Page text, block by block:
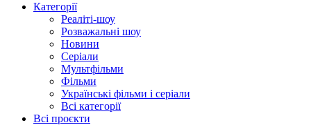
Категорії
Реаліті-шоу
Розважальні шоу
Новини
Серіали
Мультфільми
Фільми
Українські фільми і серіали
Всі категорії
Всі проєкти